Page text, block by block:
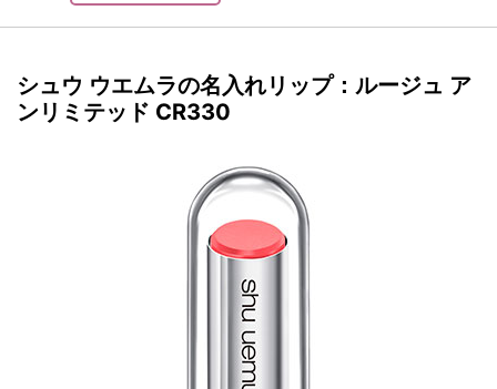
シュウ ウエムラの名入れリップ：ルージュ ア
ンリミテッド CR330